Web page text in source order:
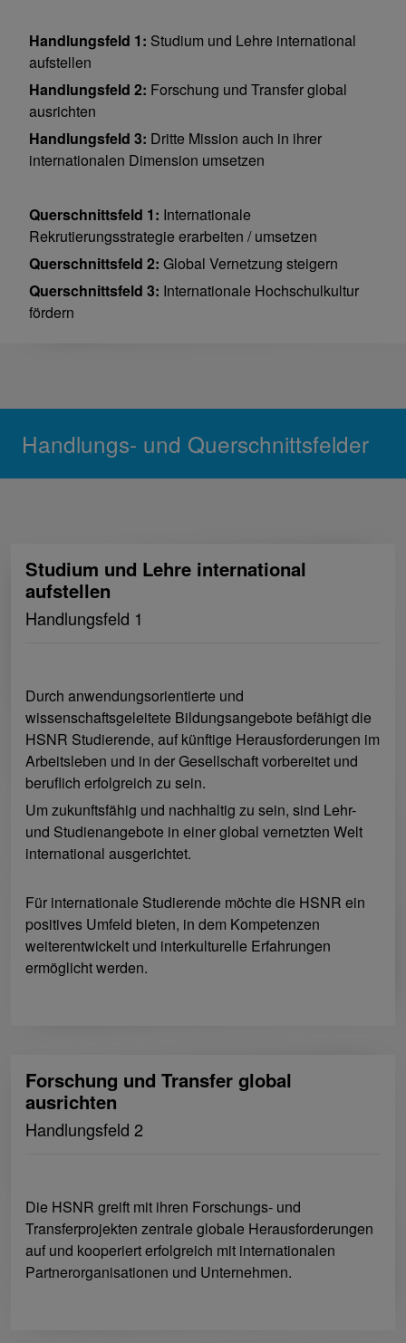
Handlungsfeld 1: Studium und Lehre international
aufstellen
Handlungsfeld 2: Forschung und Transfer global
ausrichten
Handlungsfeld 3: Dritte Mission auch in ihrer
internationalen Dimension umsetzen
Querschnittsfeld 1: Internationale
Rekrutierungsstrategie erarbeiten / umsetzen
Querschnittsfeld 2: Global Vernetzung steigern
Querschnittsfeld 3: Internationale Hochschulkultur
fördern
Handlungs- und Querschnittsfelder
Studium und Lehre international
aufstellen
Handlungsfeld 1
Durch anwendungsorientierte und
wissenschaftsgeleitete Bildungsangebote befähigt die
HSNR Studierende, auf künftige Herausforderungen im
Arbeitsleben und in der Gesellschaft vorbereitet und
beruflich erfolgreich zu sein.
Um zukunftsfähig und nachhaltig zu sein, sind Lehr-
und Studienangebote in einer global vernetzten Welt
international ausgerichtet.
Für internationale Studierende möchte die HSNR ein
positives Umfeld bieten, in dem Kompetenzen
weiterentwickelt und interkulturelle Erfahrungen
ermöglicht werden.
Forschung und Transfer global
ausrichten
Handlungsfeld 2
Die HSNR greift mit ihren Forschungs- und
Transferprojekten zentrale globale Herausforderungen
auf und kooperiert erfolgreich mit internationalen
Partnerorganisationen und Unternehmen.